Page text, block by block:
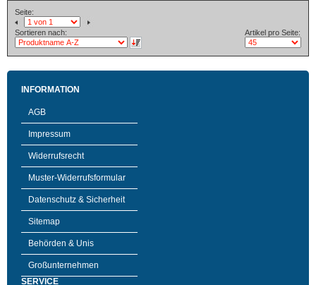
Seite:
Sortieren nach: Artikel pro Seite:
INFORMATION
AGB
Impressum
Widerrufsrecht
Muster-Widerrufsformular
Datenschutz & Sicherheit
Sitemap
Behörden & Unis
Großunternehmen
SERVICE